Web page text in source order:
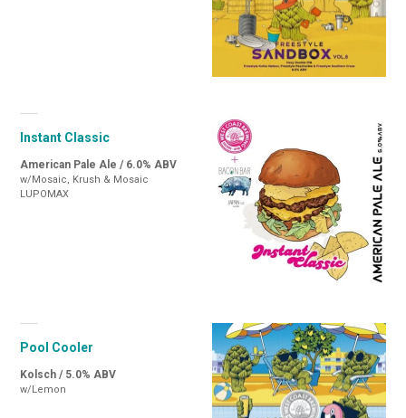
Instant Classic
American Pale Ale / 6.0% ABV
w/Mosaic, Krush & Mosaic
LUPOMAX
Pool Cooler
Kolsch / 5.0% ABV
w/Lemon